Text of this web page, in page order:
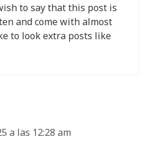
to say that this post is
and come with almost
to look extra posts like
a las 12:28 am